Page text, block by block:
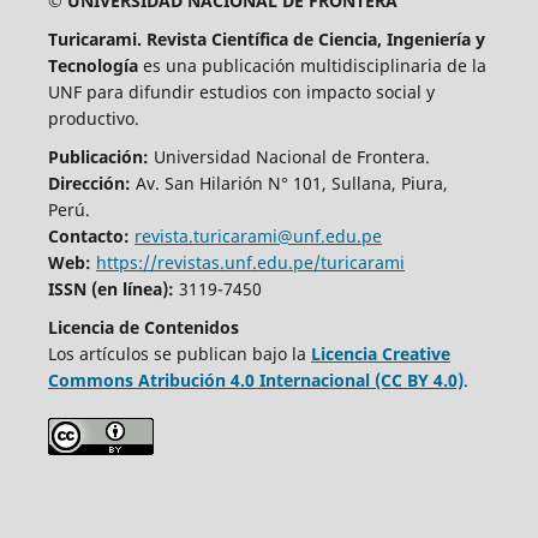
Turicarami. Revista Científica de Ciencia, Ingeniería y
Tecnologíaes una publicación multidisciplinaria de la
UNF para difundir estudios con impacto social y
productivo.
Publicación: Universidad Nacional de Frontera.
Dirección: Av. San Hilarión N° 101, Sullana, Piura,
Perú.
Contacto: revista.turicarami@unf.edu.pe
Web: https://revistas.unf.edu.pe/turicarami
ISSN (en línea): 3119-7450
Licencia de Contenidos
Los artículos se publican bajo la Licencia Creative
Commons Atribución 4.0 Internacional (CC BY 4.0).